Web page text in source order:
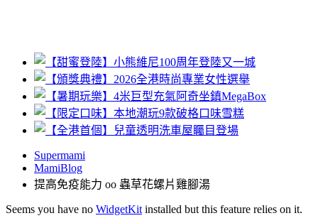
Supermami
MamiBlog
提高免疫能力 oo 蟲草花螺片雞腳湯
Seems you have no WidgetKit installed but this feature relies on it.